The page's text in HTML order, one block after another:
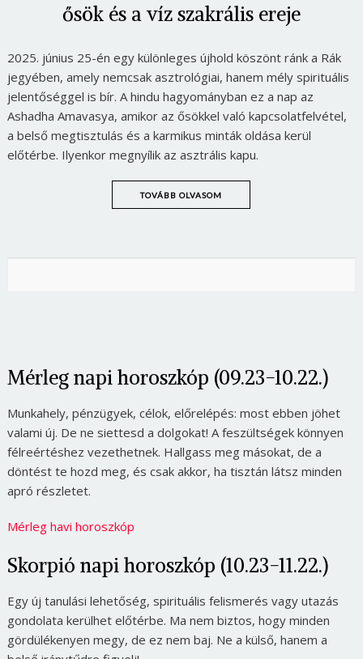
ősök és a víz szakrális ereje
2025. június 25-én egy különleges újhold köszönt ránk a Rák
jegyében, amely nemcsak asztrológiai, hanem mély spirituális
jelentőséggel is bír. A hindu hagyományban ez a nap az
Ashadha Amavasya, amikor az ősökkel való kapcsolatfelvétel,
a belső megtisztulás és a karmikus minták oldása kerül
előtérbe. Ilyenkor megnyílik az asztrális kapu.
TOVÁBB OLVASOM
Mérleg napi horoszkóp (09.23-10.22.)
Munkahely, pénzügyek, célok, előrelépés: most ebben jöhet
valami új. De ne siettesd a dolgokat! A feszültségek könnyen
félreértéshez vezethetnek. Hallgass meg másokat, de a
döntést te hozd meg, és csak akkor, ha tisztán látsz minden
apró részletet.
Mérleg havi horoszkóp
Skorpió napi horoszkóp (10.23-11.22.)
Egy új tanulási lehetőség, spirituális felismerés vagy utazás
gondolata kerülhet előtérbe. Ma nem biztos, hogy minden
gördülékenyen megy, de ez nem baj. Ne a külső, hanem a